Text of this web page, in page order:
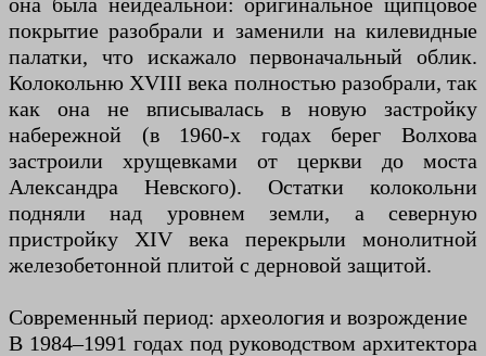
покрытие разобрали и заменили на килевидные
палатки, что искажало первоначальный облик.
Колокольню XVIII века полностью разобрали, так
как она не вписывалась в новую застройку
набережной (в 1960-х годах берег Волхова
застроили хрущевками от церкви до моста
Александра Невского). Остатки колокольни
подняли над уровнем земли, а северную
пристройку XIV века перекрыли монолитной
железобетонной плитой с дерновой защитой.
Современный период: археология и возрождение
В 1984–1991 годах под руководством архитектора